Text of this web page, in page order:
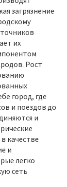
загрязнение
их
Рост
город, где
и поездов до
и
качестве
и
легко
сеть